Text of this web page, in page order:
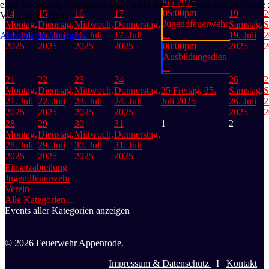
14
Montag,
14. Juli
2025
15
Dienstag,
15. Juli
2025
16
Mittwoch,
16. Juli
2025
17
Donnerstag,
17. Juli
2025
05:00pm
Jugendfeuerwehr
...
08:00pm
Ausbildungsdien
...
19
Samstag,
19. Juli
2025
21
Montag,
21. Juli
2025
22
Dienstag,
22. Juli
2025
23
Mittwoch,
23. Juli
2025
24
Donnerstag,
24. Juli
2025
25 Freitag, 25.
Juli 2025
26
Samstag,
26. Juli
2025
28
Montag,
28. Juli
2025
29
Dienstag,
29. Juli
2025
30
Mittwoch,
30. Juli
2025
31
Donnerstag,
31. Juli
2025
1 2 3
Einsatzabteilung
Jugendfeuerwehr
Verein
Alle Kategorien ...
Events aller Kategorien anzeigen
© 2026 Feuerwehr Appenrode.
Impressum & Datenschutz
I Kontakt
einer Ablehnung womöglich nicht mehr alle Funktionalitäten der Seite
Verfügung stehen.
AkzeptierenAblehnen